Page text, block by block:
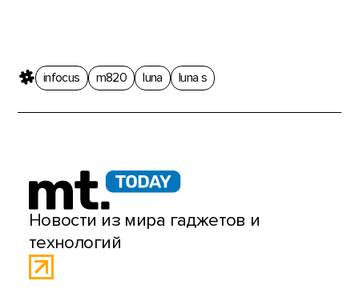
infocus m820 luna luna s
Новости из мира гаджетов и
технологий